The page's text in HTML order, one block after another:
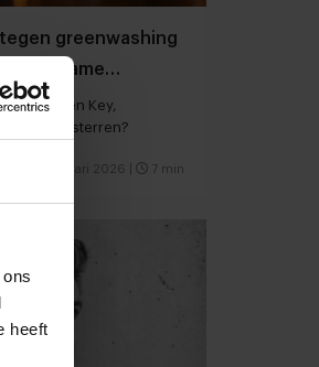
heeft
greenwashing
duurzame
Green Key,
Michelinsterren?
15 februari 2026 7 min